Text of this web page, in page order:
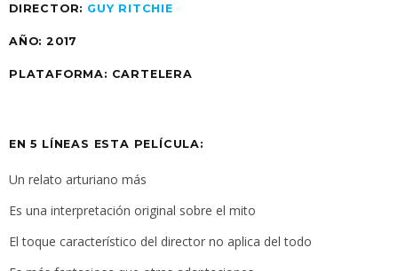
DIRECTOR: GUY RITCHIE
AÑO: 2017
PLATAFORMA: CARTELERA
EN 5 LÍNEAS ESTA PELÍCULA:
Un relato arturiano más
Es una interpretación original sobre el mito
El toque característico del director no aplica del todo